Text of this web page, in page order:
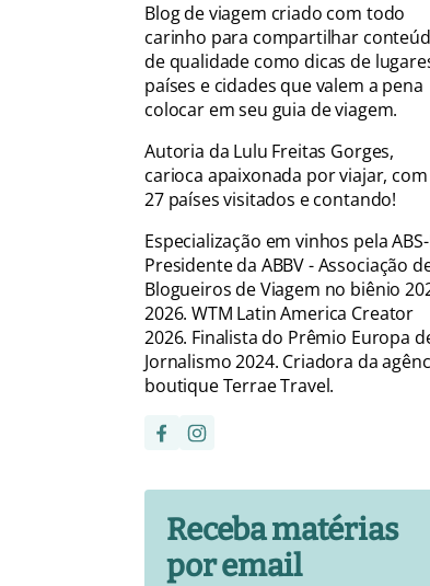
Blog de viagem criado com todo
carinho para compartilhar
de qualidade como dicas de
países e cidades que valem a pena
colocar em seu guia de viagem.
Autoria da Lulu Freitas Gorges,
carioca apaixonada por viajar, com
27 países visitados e contando!
Especialização em vinhos pela ABS-
Presidente da ABBV - Associação
Blogueiros de Viagem no biênio
2026. WTM Latin America Creator
2026. Finalista do Prêmio Europa
Jornalismo 2024. Criadora da
boutique Terrae Travel.
Receba matérias
por email